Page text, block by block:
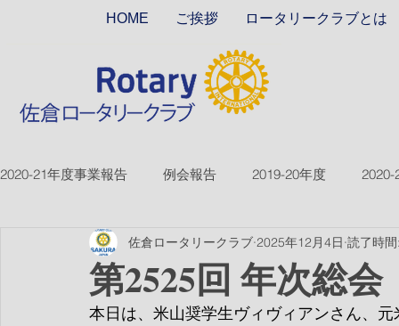
HOME ご挨拶 ロータリークラブとは
2020-21年度事業報告 例会報告 2019-20年度 2020-
2018-19ver2 2017-18ver2 2021-22年度
2026-27年度
第2525回 年次総会
佐倉ロータリークラブ 2025年12月4日 読了時
本日は、米山奨学生ヴィヴィアンさん、